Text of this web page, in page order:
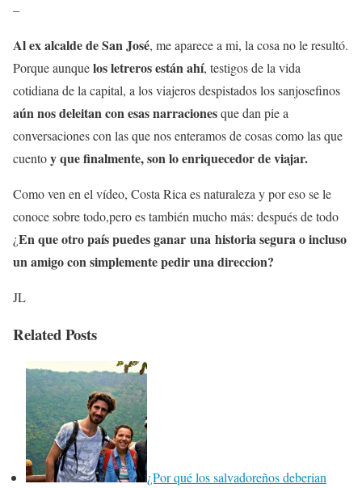
–
Al ex alcalde de San José, me aparece a mi, la cosa no le resultó.
Porque aunquelos letreros están ahí, testigos de la vida
cotidiana de la capital, a los viajeros despistados los sanjosefinos
aún nos deleitan con esas narracionesque dan pie a
conversaciones con las que nos enteramos de cosas como las que
cuentoy que finalmente, son lo enriquecedor de viajar.
Como ven en el vídeo, Costa Rica es naturaleza y por eso se le
conoce sobre todo,pero es también mucho más: después de todo
¿En que otro país puedes ganar una historia segura o incluso
un amigo con simplemente pedir una direccion?
JL
Related Posts
¿Por qué los salvadoreños deberian